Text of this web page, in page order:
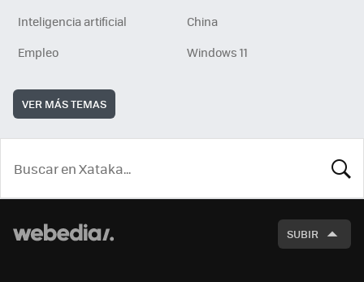
Inteligencia artificial
China
Empleo
Windows 11
VER MÁS TEMAS
SUBIR